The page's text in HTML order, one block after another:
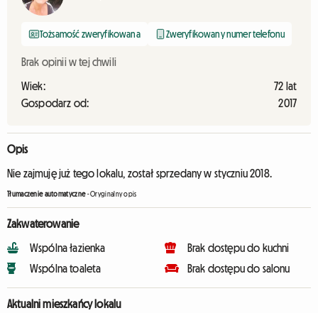
Tożsamość zweryfikowana Zweryfikowany numer telefonu
Brak opinii w tej chwili
Wiek:
72 lat
Gospodarz od:
2017
Opis
Nie zajmuję już tego lokalu, został sprzedany w styczniu 2018.
Tłumaczenie automatyczne-Oryginalny opis
Zakwaterowanie
Wspólna łazienka
Wspólna toaleta
Brak dostępu do kuchni
Brak dostępu do salonu
Aktualni mieszkańcy lokalu